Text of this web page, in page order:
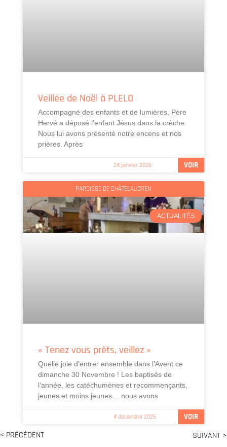
Veillée de Noël à PLELO
Accompagné des enfants et de lumières, Père
Hervé a déposé l’enfant Jésus dans la crèche.
Nous lui avons présenté notre encens et nos
prières. Après
VOIR
24 janvier 2026
PAROISSE DE CHÂTELAUDREN
ACTUALITÉS
« Tenez vous prêts, veillez »
Quelle joie d’entrer ensemble dans l’Avent ce
dimanche 30 Novembre ! Les baptisés de
l’année, les catéchumènes et recommençants,
jeunes et moins jeunes… nous avons
VOIR
4 décembre 2025
< PRÉCÉDENT SUIVANT >